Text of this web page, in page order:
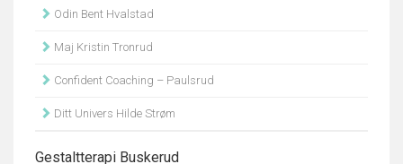
Odin Bent Hvalstad
Maj Kristin Tronrud
Confident Coaching – Paulsrud
Ditt Univers Hilde Strøm
Gestaltterapi Buskerud